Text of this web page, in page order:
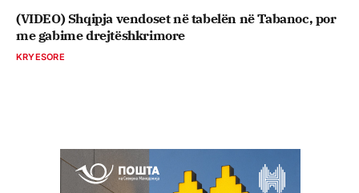
(VIDEO) Shqipja vendoset në tabelën në Tabanoc, por
me gabime drejtëshkrimore
KRYESORE